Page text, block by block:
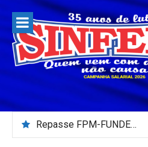
para
conteúdo
Repasse FPM-FUNDEB – Julho/2026